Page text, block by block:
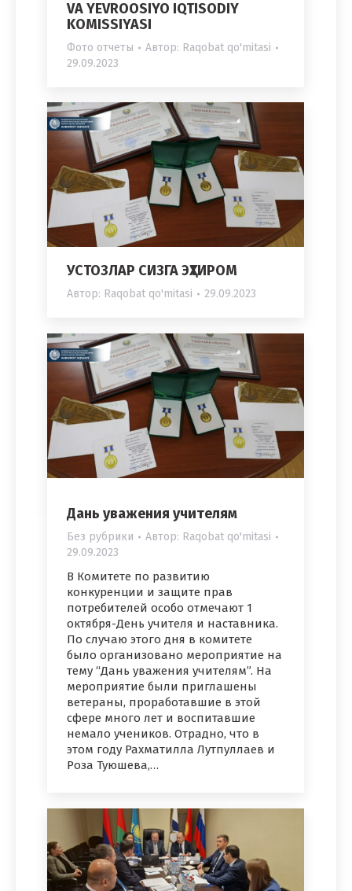
VA YEVROOSIYO IQTISODIY
KOMISSIYASI
Фото отчеты Автор: Raqobat qo'mitasi
29.09.2023
УСТОЗЛАР СИЗГА ЭҲТИРОМ
Автор: Raqobat qo'mitasi 29.09.2023
Дань уважения учителям
Без рубрики Автор: Raqobat qo'mitasi
29.09.2023
В Комитете по развитию
конкуренции и защите прав
потребителей особо отмечают 1
октября-День учителя и наставника.
По случаю этого дня в комитете
было организовано мероприятие на
тему “Дань уважения учителям”. На
мероприятие были приглашены
ветераны, проработавшие в этой
сфере много лет и воспитавшие
немало учеников. Отрадно, что в
этом году Рахматилла Лутпуллаев и
Роза Туюшева,…